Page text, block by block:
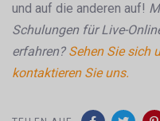
und auf die anderen auf!
Schulungen für Live-
erfahren? Sehen Sie sich
kontaktieren Sie uns.